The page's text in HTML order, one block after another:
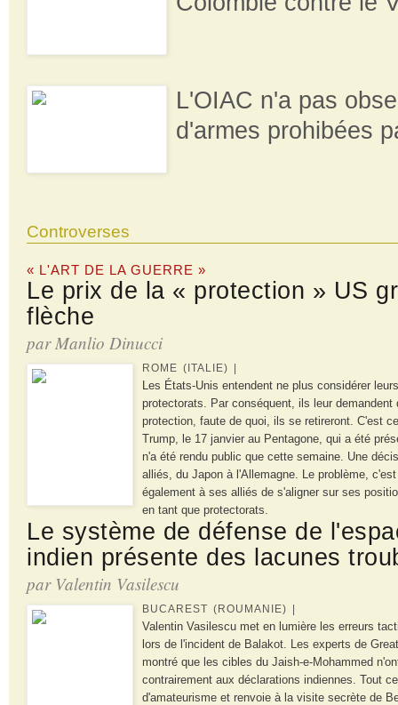
L'OIAC n'a pas
d'armes prohibées
Controverses
« L'ART DE LA GUERRE »
Le prix de la « protection » US
flèche
par Manlio Dinucci
ROME (ITALIE) |
Les États-Unis entendent ne plus considérer
protectorats. Par conséquent, ils leur demandent
protection, faute de quoi, ils se retireront. C'est
Trump, le 17 janvier au Pentagone, qui a été
n'a été rendu public que cette semaine. Une
alliés, du Japon à l'Allemagne. Le problème,
également à ses alliés de s'aligner sur ses
en tant que protectorats.
Le système de défense de
indien présente des lacunes
par Valentin Vasilescu
BUCAREST (ROUMANIE) |
Valentin Vasilescu met en lumière les erreurs
lors de l'incident de Balakot. Les experts de
montré que les cibles du Jaish-e-Mohammed
contrairement aux déclarations indiennes. Tout
d'amateurisme et renvoie à la visite secrète de